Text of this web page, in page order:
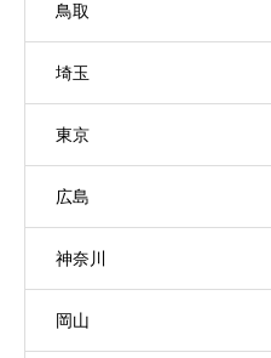
鳥取
埼玉
東京
広島
神奈川
岡山